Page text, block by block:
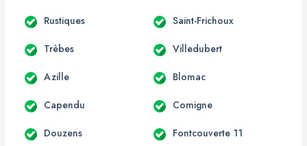
Rustiques Saint-Frichoux
Trèbes Villedubert
Azille Blomac
Capendu Comigne
Douzens Fontcouverte 11